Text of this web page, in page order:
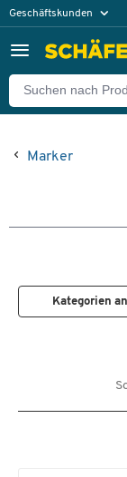
Geschäftskunden
Marker
Kategorien